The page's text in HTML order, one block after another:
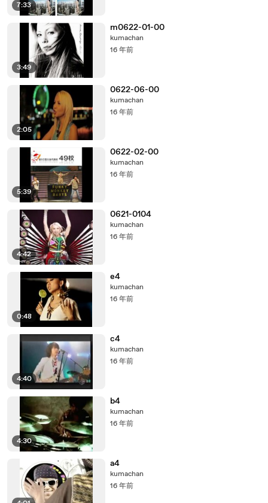
7:33
3:49
m0622-01-00
kumachan
16 年前
2:05
0622-06-00
kumachan
16 年前
5:39
0622-02-00
kumachan
16 年前
4:42
0621-0104
kumachan
16 年前
0:48
e4
kumachan
16 年前
4:40
c4
kumachan
16 年前
4:30
b4
kumachan
16 年前
a4
kumachan
16 年前